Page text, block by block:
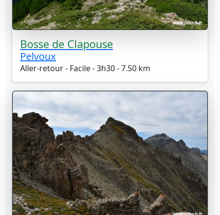
Bosse de Clapouse
Pelvoux
Aller-retour - Facile - 3h30 - 7.50 km